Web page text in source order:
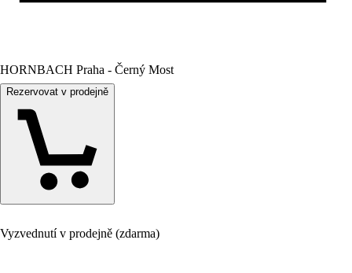
HORNBACH Praha - Černý Most
Rezervovat v prodejně
Vyzvednutí v prodejně (zdarma)